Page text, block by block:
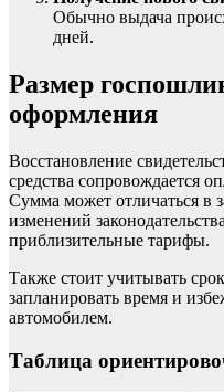
Обычно выдача
дней.
Размер
оформления
Восстановление
средства сопровождается
Сумма может отличаться в
изменений
приблизительные тарифы.
Также стоит учитывать
запланировать время и
автомобилем.
Таблица